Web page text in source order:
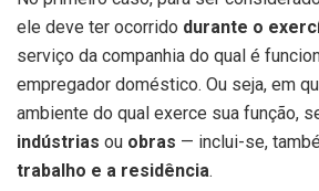
ele deve ter ocorrido durante o
serviço da companhia do qual é
empregador doméstico. Ou seja, em
ambiente do qual exerce sua função,
indústrias ou obras — inclui-se,
trabalho e a residência.